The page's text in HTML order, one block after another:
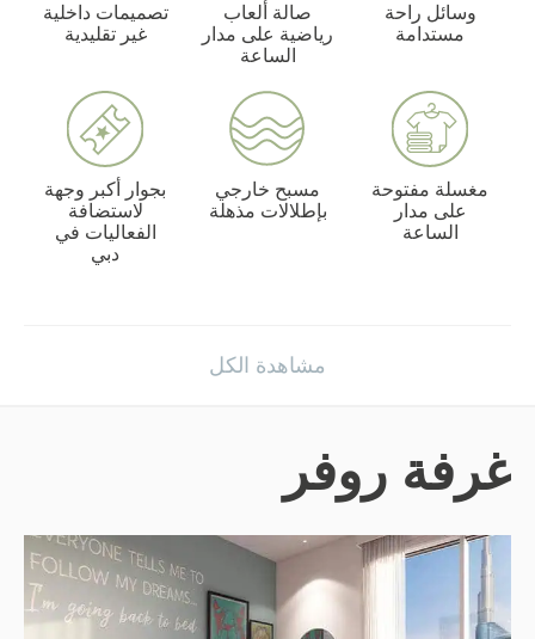
وسائل راحة
مستدامة
صالة ألعاب
رياضية على مدار
الساعة
تصميمات داخلية
غير تقليدية
مغسلة مفتوحة
على مدار
الساعة
مسبح خارجي
بإطلالات مذهلة
بجوار أكبر وجهة
لاستضافة
الفعاليات في
دبي
مشاهدة الكل
غرفة روفر